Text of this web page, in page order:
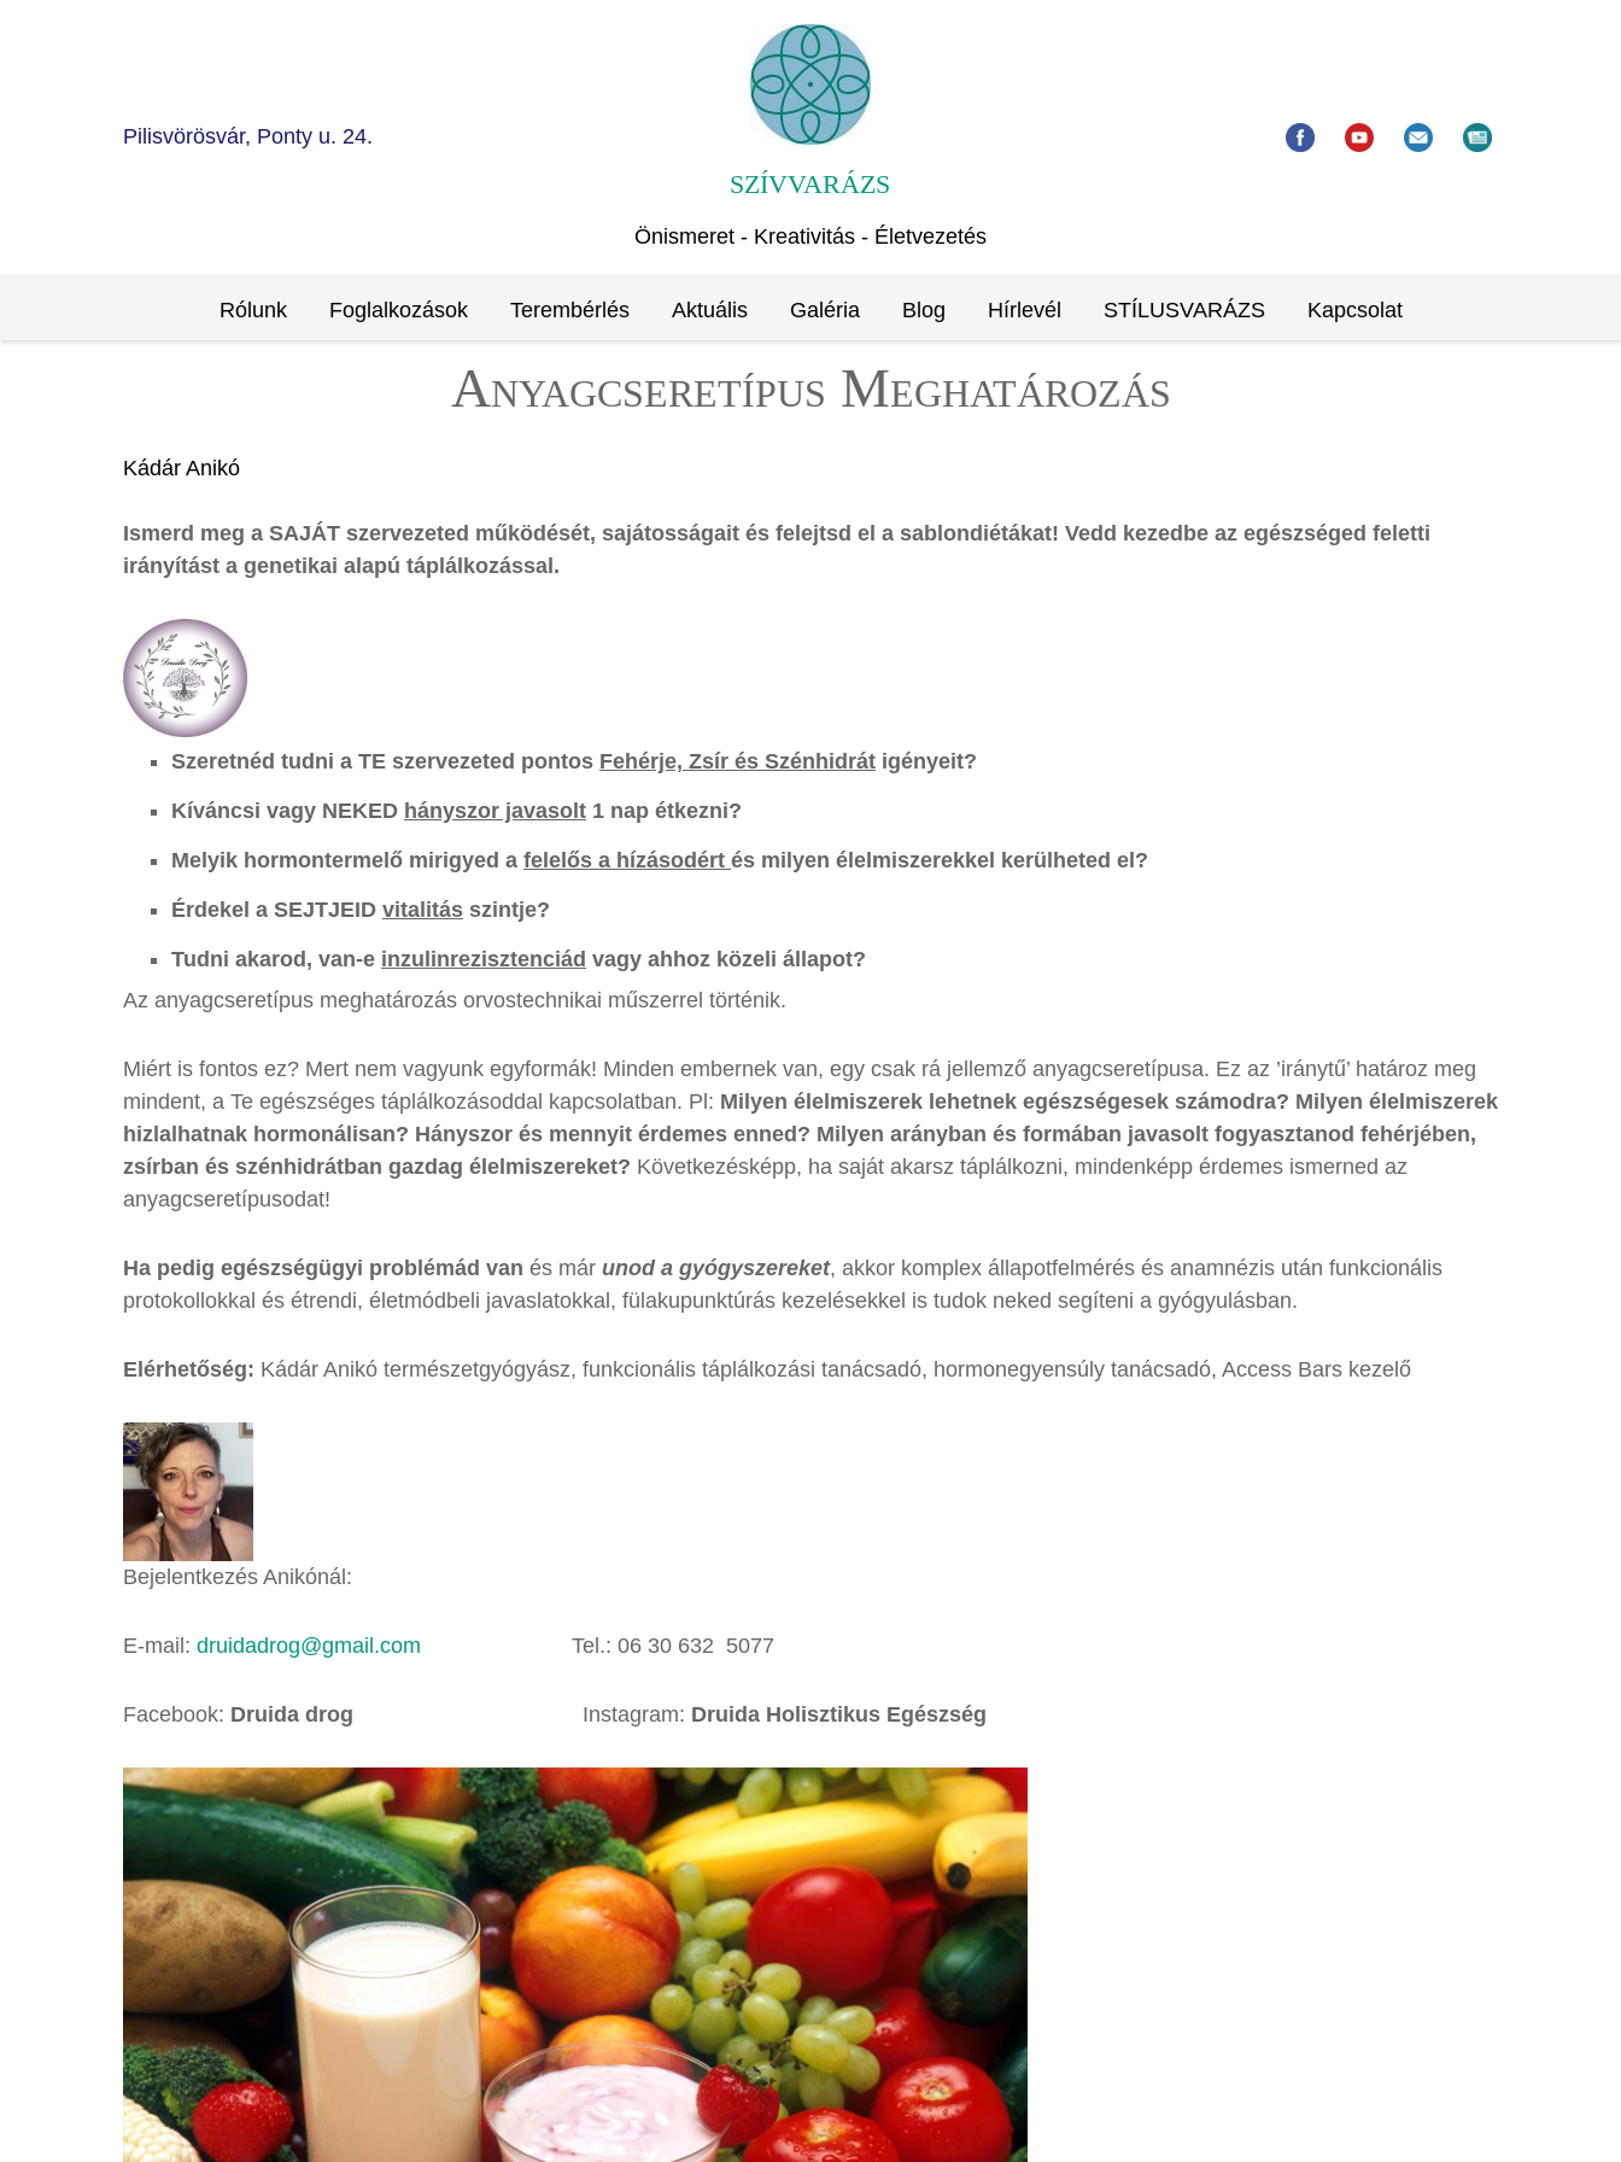
Pilisvörösvár, Ponty u. 24.
SZÍVVARÁZS
Önismeret - Kreativitás - Életvezetés
Rólunk Foglalkozások Terembérlés Aktuális Galéria Blog Hírlevél STÍLUSVARÁZS Kapcsolat
Anyagcseretípus Meghatározás
Kádár Anikó
Ismerd meg a SAJÁT szervezeted működését, sajátosságait és felejtsd el a sablondiétákat! Vedd kezedbe az egészséged feletti
irányítást a genetikai alapú táplálkozással.
Szeretnéd tudni a TE szervezeted pontos Fehérje, Zsír és Szénhidrát igényeit?
Kíváncsi vagy NEKED hányszor javasolt 1 nap étkezni?
Melyik hormontermelő mirigyed a felelős a hízásodért és milyen élelmiszerekkel kerülheted el?
Érdekel a SEJTJEID vitalitás szintje?
Tudni akarod, van-e inzulinrezisztenciád vagy ahhoz közeli állapot?
Az anyagcseretípus meghatározás orvostechnikai műszerrel történik.
Miért is fontos ez? Mert nem vagyunk egyformák! Minden embernek van, egy csak rá jellemző anyagcseretípusa. Ez az ’iránytű’ határoz meg
mindent, a Te egészséges táplálkozásoddal kapcsolatban. Pl: Milyen élelmiszerek lehetnek egészségesek számodra? Milyen élelmiszerek
hizlalhatnak hormonálisan? Hányszor és mennyit érdemes enned? Milyen arányban és formában javasolt fogyasztanod fehérjében,
zsírban és szénhidrátban gazdag élelmiszereket? Következésképp, ha saját akarsz táplálkozni, mindenképp érdemes ismerned az
anyagcseretípusodat!
Ha pedig egészségügyi problémád van és már unod a gyógyszereket, akkor komplex állapotfelmérés és anamnézis után funkcionális
protokollokkal és étrendi, életmódbeli javaslatokkal, fülakupunktúrás kezelésekkel is tudok neked segíteni a gyógyulásban.
Elérhetőség: Kádár Anikó természetgyógyász, funkcionális táplálkozási tanácsadó, hormonegyensúly tanácsadó, Access Bars kezelő
Bejelentkezés Anikónál:
E-mail: druidadrog@gmail.com Tel.: 06 30 632 5077
Facebook: Druida drog Instagram: Druida Holisztikus Egészség